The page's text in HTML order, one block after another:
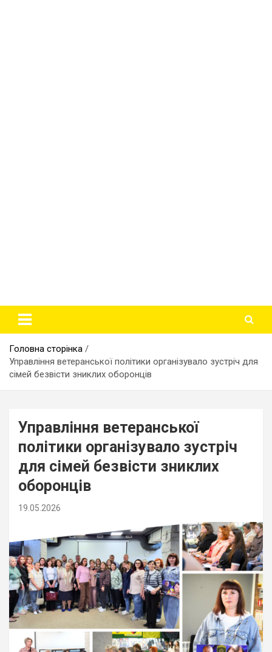
Головна сторінка
Управління ветеранської політики організувало зустріч для
сімей безвісти зниклих оборонців
Управління ветеранської
політики організувало зустріч
для сімей безвісти зниклих
оборонців
19.05.2026